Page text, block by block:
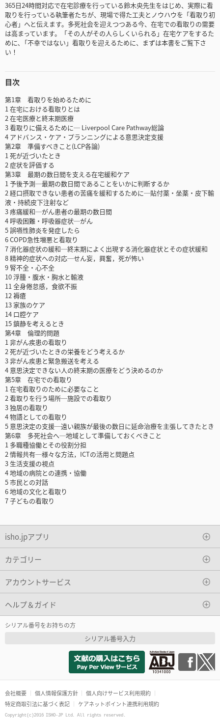
365日24時間対応で在宅診療を行っている鈴木央先生をはじめ、実際に看
取りを行っている執筆者たちが、現場で得た工夫とノウハウを「看取り初
心者」へと伝えます。多死社会を迎えつつある今、在宅での看取りの需要
は高まっています。「その人がその人らしくいられる」在宅ケアをするた
めに､「不幸ではない」看取りを迎えるために、まずは本書をご覧下さ
い！
目次
第1章 看取りを始めるために
1 在宅における看取りとは
2 在宅医療と終末期医療
3 看取りに備えるために─ Liverpool Care Pathway総論
4 アドバンス・ケア・プランニングによる意思決定支援
第2章 準備すべきこと(LCP各論)
1 死が近づいたとき
2 症状を評価する
第3章 最期の数日間を支える在宅緩和ケア
1 予後予測─最期の数日間であることをいかに判断するか
2 経口摂取できない患者の苦痛を緩和するために─貼付薬・坐薬・皮下輸
液・持続皮下注射など
3 疼痛緩和─がん患者の最期の数日間
4 呼吸困難・呼吸器症状─がん
5 誤嚥性肺炎を発症したら
6 COPD急性増悪と看取り
7 消化器症状の緩和─終末期によく出現する消化器症状とその症状緩和
8 精神的症状への対応─せん妄，興奮，死が怖い
9 腎不全・心不全
10 浮腫・腹水・胸水と輸液
11 全身倦怠感，食欲不振
12 褥瘡
13 家族のケア
14 口腔ケア
15 鎮静を考えるとき
第4章 倫理的問題
1 非がん疾患の看取り
2 死が近づいたときの栄養をどう考えるか
3 非がん疾患と緊急搬送を考える
4 意思決定できない人の終末期の医療をどう決めるのか
第5章 在宅での看取り
1 在宅看取りのために必要なこと
2 看取りを行う場所─施設での看取り
3 独居の看取り
4 物語としての看取り
5 意思決定の支援─遠い親族が最後の数日に延命治療を主張してきたとき
第6章 多死社会へ─地域として準備しておくべきこと
1 多職種協働とその役割分担
2 情報共有─様々な方法，ICTの活用と問題点
3 生活支援の視点
4 地域の病院との連携・協働
5 市民との対話
6 地域の文化と看取り
7 子どもの看取り
isho.jpアプリ
カテゴリー
アカウントサービス
ヘルプ＆ガイド
シリアル番号をお持ちの方
シリアル番号入力
会社概要 個人情報保護方針
個人向けサービス利用規約
特定商取引法に基づく表記
ケアネットポイント連携利用規約
Copyright(c)2016 ISHO-JP Ltd. All rights reserved.